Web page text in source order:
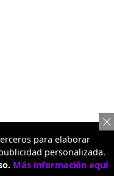
para elaborar
personalizada.
Más información aquí